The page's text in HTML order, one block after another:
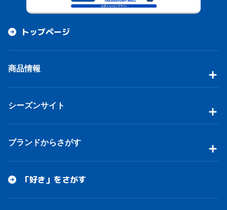
トップページ
商品情報
シーズンサイト
ブランドからさがす
「好き」をさがす